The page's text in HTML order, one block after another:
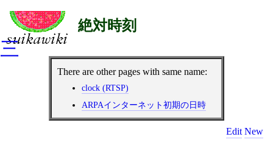
絶対時刻
There are other pages with same name:
clock (RTSP)
ARPAインターネット初期の日時
Edit New
三